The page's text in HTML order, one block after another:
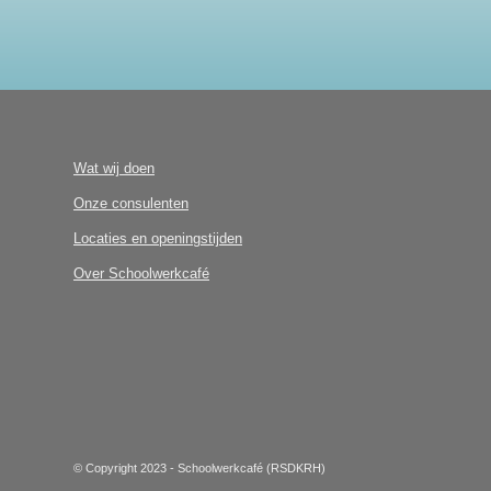
Wat wij doen
Onze consulenten
Locaties en openingstijden
Over Schoolwerkcafé
© Copyright 2023 - Schoolwerkcafé (RSDKRH)